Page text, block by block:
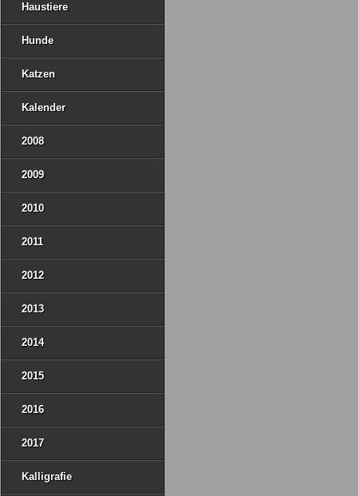
Haustiere
Hunde
Katzen
Kalender
2008
2009
2010
2011
2012
2013
2014
2015
2016
2017
Kalligrafie